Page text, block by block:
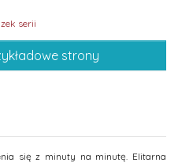
strony
się z minuty na minutę. Elitarna